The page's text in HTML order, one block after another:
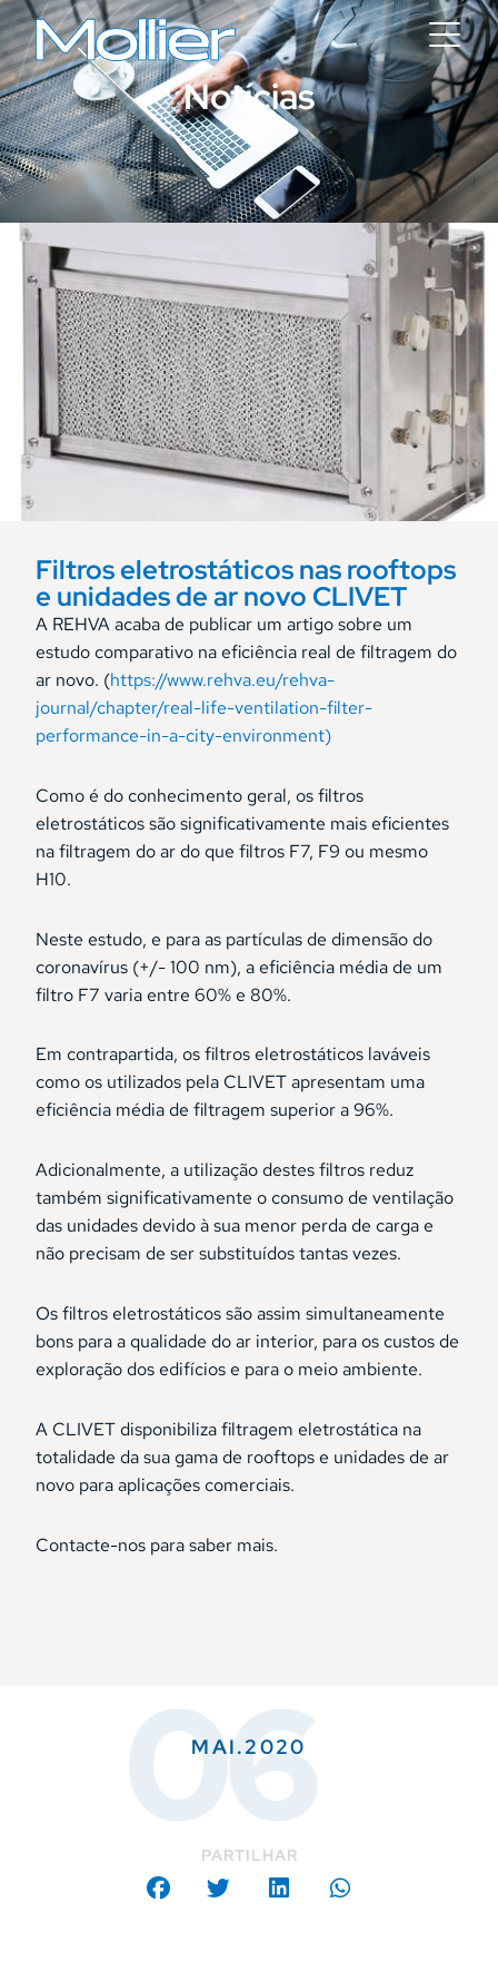
Notícias
06
MAI.2020
PARTILHAR
Filtros eletrostáticos nas rooftops
e unidades de ar novo CLIVET
A REHVA acaba de publicar um artigo sobre um
estudo comparativo na eficiência real de filtragem do
ar novo. (https://www.rehva.eu/rehva-
journal/chapter/real-life-ventilation-filter-
performance-in-a-city-environment)
Como é do conhecimento geral, os filtros
eletrostáticos são significativamente mais eficientes
na filtragem do ar do que filtros F7, F9 ou mesmo
H10.
Neste estudo, e para as partículas de dimensão do
coronavírus (+/- 100 nm), a eficiência média de um
filtro F7 varia entre 60% e 80%.
Em contrapartida, os filtros eletrostáticos laváveis
como os utilizados pela CLIVET apresentam uma
eficiência média de filtragem superior a 96%.
Adicionalmente, a utilização destes filtros reduz
também significativamente o consumo de ventilação
das unidades devido à sua menor perda de carga e
não precisam de ser substituídos tantas vezes.
Os filtros eletrostáticos são assim simultaneamente
bons para a qualidade do ar interior, para os custos de
exploração dos edifícios e para o meio ambiente.
A CLIVET disponibiliza filtragem eletrostática na
totalidade da sua gama de rooftops e unidades de ar
novo para aplicações comerciais.
Contacte-nos para saber mais.